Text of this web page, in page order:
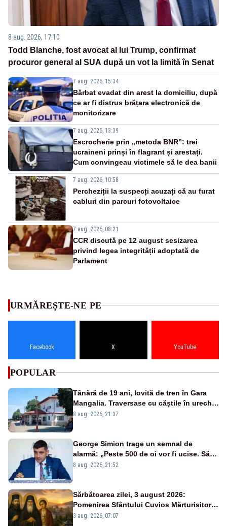
8 aug. 2026, 17:10
Todd Blanche, fost avocat al lui Trump, confirmat
procuror general al SUA după un vot la limită în Senat
7 aug. 2026, 15:34
Bărbat evadat din arest la domiciliu, după
ce ar fi distrus brățara electronică de
monitorizare
7 aug. 2026, 13:39
Escrocherie prin „metoda BNR”: trei
ucraineni prinși în flagrant și arestați.
Cum convingeau victimele să le dea banii
7 aug. 2026, 10:58
Percheziții la suspecți acuzați că au furat
cabluri din parcuri fotovoltaice
7 aug. 2026, 08:21
CCR discută pe 12 august sesizarea
privind legea integrității adoptată de
Parlament
URMĂREȘTE-NE PE
Facebook X YouTube
POPULAR
Tânără de 19 ani, lovită de tren în Gara
Mangalia. Traversase cu căștile în urechi
liniile printr-un loc nepermis
8 aug. 2026, 21:37
George Simion trage un semnal de
alarmă: „Peste 500 de oi vor fi ucise. Să
vedem dacă ciobanii vor fi despăgubiți”
8 aug. 2026, 21:52
Sărbătoarea zilei, 3 august 2026:
Pomenirea Sfântului Cuvios Mărturisitor
Iraclie din Basarabia
3 aug. 2026, 07:07